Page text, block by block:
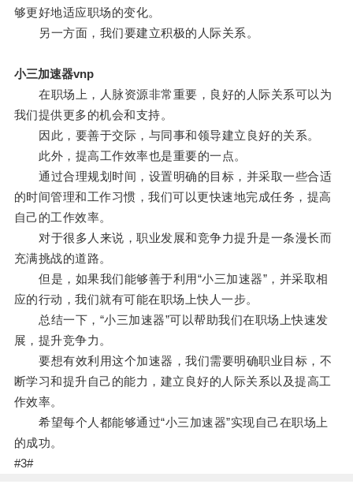
够更好地适应职场的变化。
另一方面，我们要建立积极的人际关系。
小三加速器vnp
在职场上，人脉资源非常重要，良好的人际关系可以为
我们提供更多的机会和支持。
因此，要善于交际，与同事和领导建立良好的关系。
此外，提高工作效率也是重要的一点。
通过合理规划时间，设置明确的目标，并采取一些合适
的时间管理和工作习惯，我们可以更快速地完成任务，提高
自己的工作效率。
对于很多人来说，职业发展和竞争力提升是一条漫长而
充满挑战的道路。
但是，如果我们能够善于利用“小三加速器”，并采取相
应的行动，我们就有可能在职场上快人一步。
总结一下，“小三加速器”可以帮助我们在职场上快速发
展，提升竞争力。
要想有效利用这个加速器，我们需要明确职业目标，不
断学习和提升自己的能力，建立良好的人际关系以及提高工
作效率。
希望每个人都能够通过“小三加速器”实现自己在职场上
的成功。
#3#